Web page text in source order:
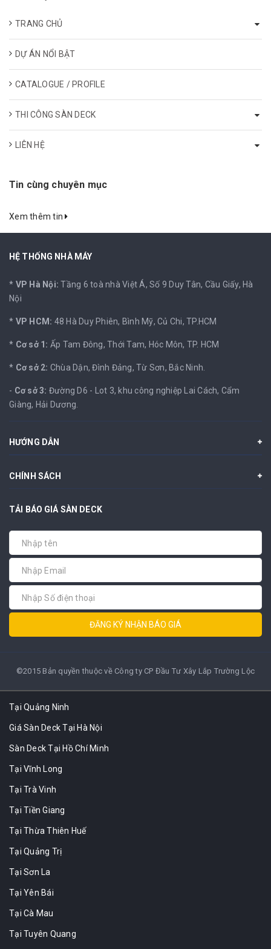
TRANG CHỦ
DỰ ÁN NỔI BẬT
CATALOGUE / PROFILE
THI CÔNG SÀN DECK
LIÊN HỆ
Tin cùng chuyên mục
Xem thêm tin
HỆ THỐNG NHÀ MÁY
* VP Hà Nội: Tầng 6 toà nhà Việt Á, Số 9 Duy Tân, Cầu Giấy, Hà
Nội
* VP HCM: 48 Hà Duy Phiên, Bình Mỹ, Củ Chi, TP.HCM
* Cơ sở 1: Ấp Tam Đông, Thới Tam, Hóc Môn, TP. HCM
* Cơ sở 2: Chùa Dận, Đình Đảng, Từ Sơn, Bắc Ninh.
- Cơ sở 3: Đường D6 - Lot 3, khu công nghiệp Lai Cách, Cẩm
Giàng, Hải Dương.
HƯỚNG DẪN
CHÍNH SÁCH
TẢI BÁO GIÁ SÀN DECK
ĐĂNG KÝ NHẬN BÁO GIÁ
©2015 Bản quyền thuộc về Công ty CP Đầu Tư Xây Lắp Trường Lộc
Tại Quảng Ninh
Giá Sàn Deck Tại Hà Nội
Sàn Deck Tại Hồ Chí Minh
Tại Vĩnh Long
Tại Trà Vinh
Tại Tiền Giang
Tại Thừa Thiên Huế
Tại Quảng Trị
Tại Sơn La
Tại Yên Bái
Tại Cà Mau
Tại Tuyên Quang